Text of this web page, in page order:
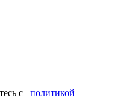
с политикой